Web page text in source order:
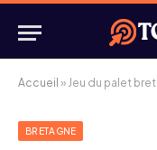
Accueil » Jeu du palet
BRETAGNE